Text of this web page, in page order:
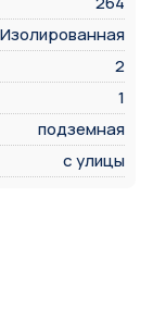
Изолированная
2
1
подземная
с улицы